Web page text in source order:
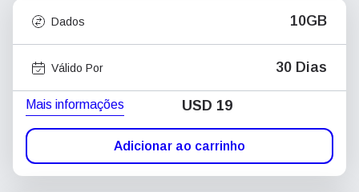
Dados 10GB
Válido Por 30 Dias
Mais informações USD 19
Adicionar ao carrinho